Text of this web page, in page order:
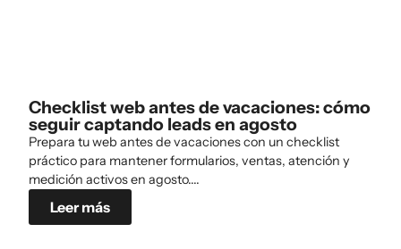
Checklist web antes de vacaciones: cómo
seguir captando leads en agosto
Prepara tu web antes de vacaciones con un checklist
práctico para mantener formularios, ventas, atención y
medición activos en agosto....
Leer más